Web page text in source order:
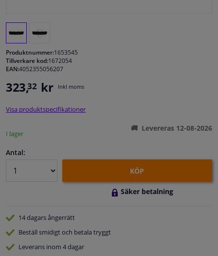
Fönster & Tillbehör
Bilvård & Tillbehör
Sensorer & Elsystem
Produktnummer:1653545
Tillverkare kod:1672054
EAN:4052355056207
323,32 kr Inkl moms
Visa produktspecifikationer
I lager
Levereras 12-08-2026
Antal:
KÖP
Säker betalning
14 dagarsångerrätt
Beställ smidigt och betala tryggt
Leverans inom 4 dagar